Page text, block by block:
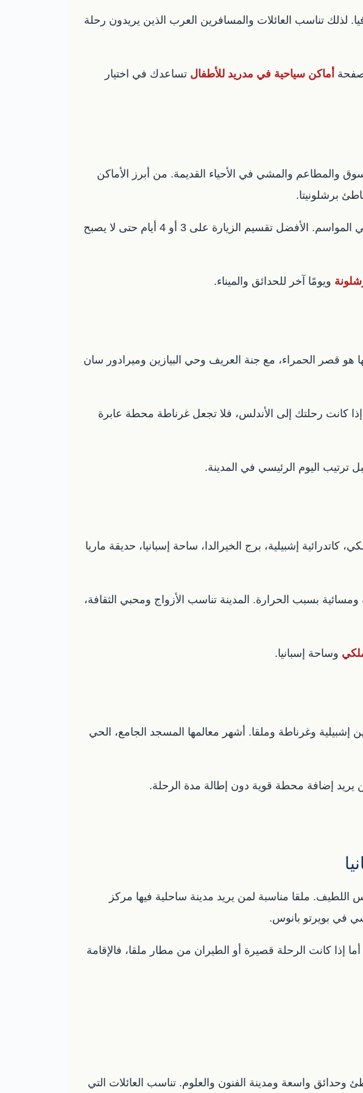
لذلك تناسب العائلات والمسافرين العرب الذين يريدون رحلة
أماكن سياحية في مدريد للأطفال تساعدك في اختيار
والمطاعم والمشي في الأحياء القديمة. من أبرز الأماكن
برشلونيتا.
برشلونة مناسبة للعوائل والأزواج والشباب، لكنها تحتاج حجزًا مبكرًا للمعالم الشهيرة في المواسم. الأفضل تقسيم الزيارة على 3 أو 4 أيام حتى لا يصبح
ويومًا آخر للحدائق والميناء.
هو قصر الحمراء، مع جنة العريف وحي البيازين وميرادور سان
إذا كانت رحلتك إلى الأندلس، فلا تجعل غرناطة محطة عابرة
ترتيب اليوم الرئيسي في المدينة.
كاتدرائية إشبيلية، برج الخيرالدا، ساحة إسبانيا، حديقة ماريا
بسبب الحرارة. المدينة تناسب الأزواج ومحبي الثقافة،
وساحة إسبانيا.
وغرناطة وملقا. أشهر معالمها المسجد الجامع، الحي
يريد إضافة محطة قوية دون إطالة مدة الرحلة.
اللطيف. ملقا مناسبة لمن يريد مدينة ساحلية فيها مركز
في بويرتو بانوس.
إذا كانت الرحلة قصيرة أو الطيران من مطار ملقا، فالإقامة
وحدائق واسعة ومدينة الفنون والعلوم. تناسب العائلات التي